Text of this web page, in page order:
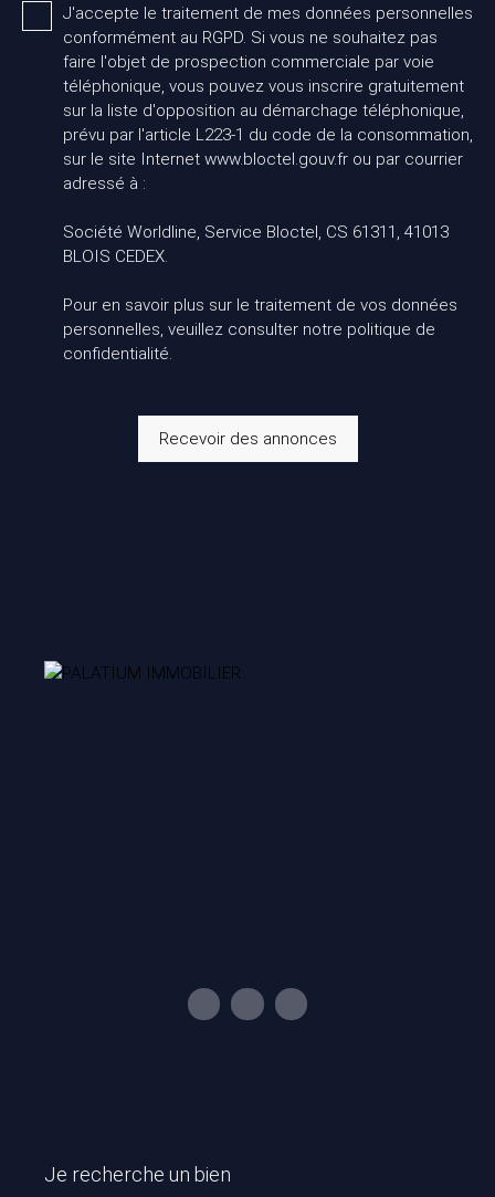
J'accepte le traitement de mes données personnelles
conformément au RGPD. Si vous ne souhaitez pas
faire l'objet de prospection commerciale par voie
téléphonique, vous pouvez vous inscrire gratuitement
sur la liste d'opposition au démarchage téléphonique,
prévu par l'article L223-1 du code de la consommation,
sur le site Internet www.bloctel.gouv.fr ou par courrier
adressé à :
Société Worldline, Service Bloctel, CS 61311, 41013
BLOIS CEDEX.
Pour en savoir plus sur le traitement de vos données
personnelles, veuillez consulter notre politique de
confidentialité.
Recevoir des annonces
Je recherche un bien